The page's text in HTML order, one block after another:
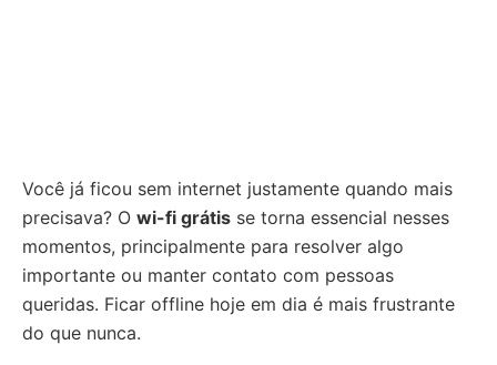
Você já ficou sem internet justamente quando mais
precisava? O wi-fi grátis se torna essencial nesses
momentos, principalmente para resolver algo
importante ou manter contato com pessoas
queridas. Ficar offline hoje em dia é mais frustrante
do que nunca.